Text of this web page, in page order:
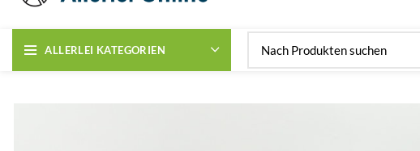
ALLERLEI KATEGORIEN